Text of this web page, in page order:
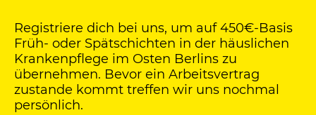
Registriere dich bei uns, um auf 450€-Basis
Früh- oder Spätschichten in der häuslichen
Krankenpflege im Osten Berlins zu
übernehmen. Bevor ein Arbeitsvertrag
zustande kommt treffen wir uns nochmal
persönlich.